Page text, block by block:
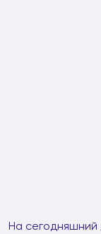
На сегодняшний